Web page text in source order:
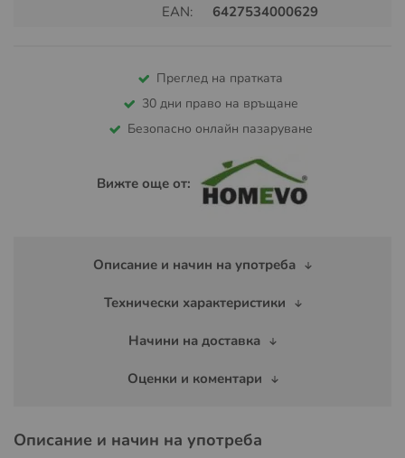
EAN:
6427534000629
Преглед на пратката
30 дни право на връщане
Безопасно онлайн пазаруване
Вижте още от:
Описание и начин на употреба
Технически характеристики
Начини на доставка
Оценки и коментари
Описание и начин на употреба